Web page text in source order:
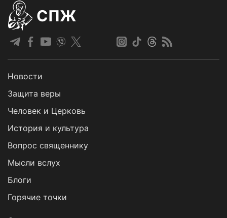
СПЖ
Новости
Защита веры
Человек и Церковь
История и культура
Вопрос священнику
Мысли вслух
Блоги
Горячие точки